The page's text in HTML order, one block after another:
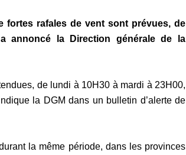
fortes rafales de vent sont prévues, de
annoncé la Direction générale de la
de lundi à 10H30 à mardi à 23H00,
la DGM dans un bulletin d’alerte de
la même période, dans les provinces